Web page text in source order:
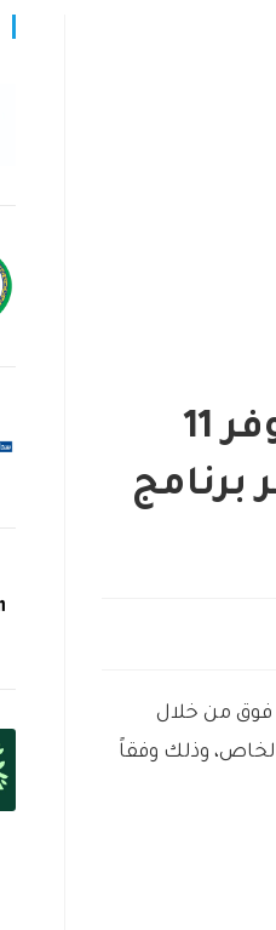
تعلن الهيئة الملكية بالجبيل عن توفر 11
برنامج
فما فوق من خلال
وذلك وفقاً